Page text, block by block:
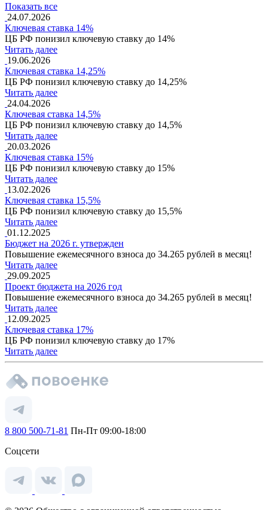
Показать все
24.07.2026
Ключевая ставка 14%
ЦБ РФ понизил ключевую ставку до 14%
Читать далее
19.06.2026
Ключевая ставка 14,25%
ЦБ РФ понизил ключевую ставку до 14,25%
Читать далее
24.04.2026
Ключевая ставка 14,5%
ЦБ РФ понизил ключевую ставку до 14,5%
Читать далее
20.03.2026
Ключевая ставка 15%
ЦБ РФ понизил ключевую ставку до 15%
Читать далее
13.02.2026
Ключевая ставка 15,5%
ЦБ РФ понизил ключевую ставку до 15,5%
Читать далее
01.12.2025
Бюджет на 2026 г. утвержден
Повышение ежемесячного взноса до 34.265 рублей в месяц!
Читать далее
29.09.2025
Проект бюджета на 2026 год
Повышение ежемесячного взноса до 34.265 рублей в месяц!
Читать далее
12.09.2025
Ключевая ставка 17%
ЦБ РФ понизил ключевую ставку до 17%
Читать далее
8 800 500-71-81 Пн-Пт 09:00-18:00
Соцсети